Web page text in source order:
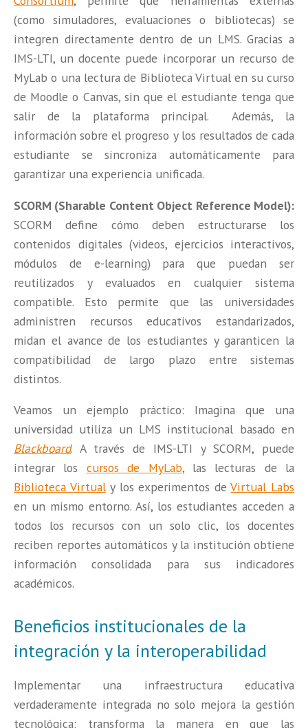
(como simuladores, evaluaciones o bibliotecas) se
integren directamente dentro de un LMS. Gracias a
IMS-LTI, un docente puede incorporar un recurso de
MyLab o una lectura de Biblioteca Virtual en su curso
de Moodle o Canvas, sin que el estudiante tenga que
salir de la plataforma principal. Además, la
información sobre el progreso y los resultados de cada
estudiante se sincroniza automáticamente para
garantizar una experiencia unificada.
SCORM (Sharable Content Object Reference Model):
SCORM define cómo deben estructurarse los
contenidos digitales (videos, ejercicios interactivos,
módulos de e-learning) para que puedan ser
reutilizados y evaluados en cualquier sistema
compatible. Esto permite que las universidades
administren recursos educativos estandarizados,
midan el avance de los estudiantes y garanticen la
compatibilidad de largo plazo entre sistemas
distintos.
Veamos un ejemplo práctico: Imagina que una
universidad utiliza un LMS institucional basado en
Blackboard. A través de IMS-LTI y SCORM, puede
integrar los cursos de MyLab, las lecturas de la
Biblioteca Virtualy los experimentos deVirtual Labs
en un mismo entorno. Así, los estudiantes acceden a
todos los recursos con un solo clic, los docentes
reciben reportes automáticos y la institución obtiene
información consolidada para sus indicadores
académicos.
Beneficios institucionales de la
integración y la interoperabilidad
Implementar una infraestructura educativa
verdaderamente integrada no solo mejora la gestión
tecnológica: transforma la manera en que las